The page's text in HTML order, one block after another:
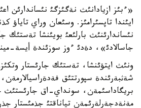
«ءبئز ازيادانئث نةگئزگئ نئساندارئن
ايئندا تاپسئرامئز. وسئعان وراي تاياؤ
نئساندارئنئث بارلئعئ بويئنشا تةستئك
جاسالادئ»، دةدئ ءوز سوزئندة أيسة-
ونئث ايتؤئنشا، تةستئك جارئستار
شةثبةرئندة سپورتتئق
بريگاداسئمةن، سونداي-اق جارئستئث
مةنةدجةرلةرئمةن تياناقتئ جذمئستار